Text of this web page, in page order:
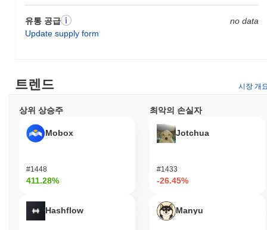
유통 공급
Update supply form
no data
메커니즘을 통해 네트워크를 보호하며, 이는 제한된 수의 신뢰할
수 있는 검증자가 거래를 확인하고 블록체인 무결성을 유지하는 데
의존합니다. 이 모델은 사전 승인된 검증자만 합의 과정에 참여할
강력한 블록체인 보호를 보장합니다.
REALX는 극심한 변동성에 대한 우려로 인해 조사를 받았으며, 이
는 투자자에게 상당한 위험을 초래합니다. 또한 이 프로젝트는 잠
재적인 보안 사건과 러그풀(rug pull) 혐의와 관련된 논란과 연결되
화폐와 마찬가지로 규제의 불확실성은 법적 문제를 초래할 수 있으
며, 이는 시장에서의 입장을 더욱 복잡하게 만들 수 있습니다.
REALX (REALX) FAQ – 핵심 지표 및 시장 인사
이트
트렌드 시장 개
상위 상승주
Mobox
#1448
411.28%
Hashflow
최악의 손실자
Jotchua
#1433
-26.45%
Manyu